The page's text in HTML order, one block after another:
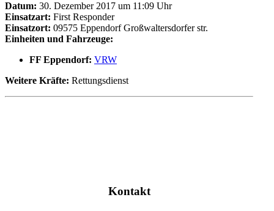
Datum: 30. Dezember 2017 um 11:09 Uhr
Einsatzart: First Responder
Einsatzort: 09575 Eppendorf Großwaltersdorfer str.
Einheiten und Fahrzeuge:
FF Eppendorf: VRW
Weitere Kräfte: Rettungsdienst
Kontakt